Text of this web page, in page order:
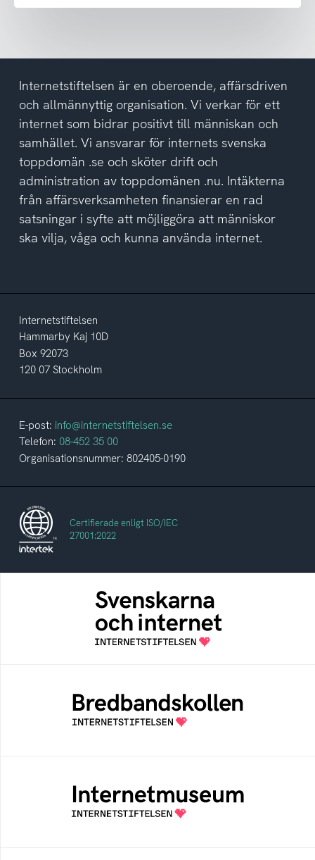
del
av
integritetspolicyn
Internetstiftelsen är en oberoende, affärsdriven
och allmännyttig organisation. Vi verkar för ett
internet som bidrar positivt till människan och
samhället. Vi ansvarar för internets svenska
toppdomän .se och sköter drift och
administration av toppdomänen .nu. Intäkterna
från affärsverksamheten finansierar en rad
satsningar i syfte att möjliggöra att människor
ska vilja, våga och kunna använda internet.
Internetstiftelsen
Hammarby Kaj 10D
Box 92073
120 07 Stockholm
E-post: info@internetstiftelsen.se
Telefon: 08-452 35 00
Organisationsnummer: 802405-0190
Certifierade enligt ISO/IEC
27001:2022
Svenskarna och internet
En årlig studie av svenska folkets
internetvanor
Bredbandskollen är ett oberoende
konsumentverktyg som drivs av
Internetstiftelsen
Ett digitalt museum som byggts, och kureras
av Internetstiftelsen